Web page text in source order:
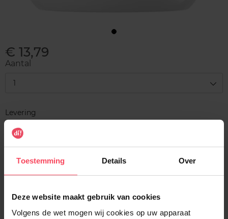
Toestemming Details Over
Deze website maakt gebruik van cookies
Volgens de wet mogen wij cookies op uw apparaat
€ 13,79
Aantal
1
Levering
Voorradig
In winkelmandje
Gratis levering bij aankoop van min. 35€.
Verzending binnen 24u